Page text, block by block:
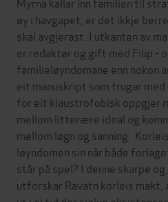
øy i havgapet, er det ikkje
skal avgjerast. I utkanten av
er redaktør og gift med Filip -
familieløyndomane enn nokon
eit manuskript som trugar
for eit klaustrofobisk oppgjer
mellom litterære ideal og
mellom løgn og sanning.
løyndomen sin når både
står på spel? I denne skarpe
utforskar Ravatn korleis makt,